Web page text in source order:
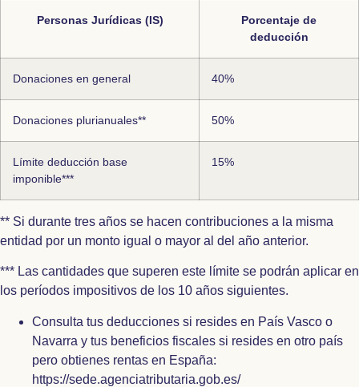
Personas Jurídicas (IS)
Porcentaje de
deducción
Donaciones en general 40%
Donaciones plurianuales** 50%
Límite deducción base
imponible***
15%
** Si durante tres años se hacen contribuciones a la misma
entidad por un monto igual o mayor al del año anterior.
*** Las cantidades que superen este límite se podrán aplicar en
los períodos impositivos de los 10 años siguientes.
Consulta tus deducciones si resides en País Vasco o
Navarra y tus beneficios fiscales si resides en otro país
pero obtienes rentas en España:
https://sede.agenciatributaria.gob.es/